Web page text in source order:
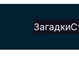
Загадки